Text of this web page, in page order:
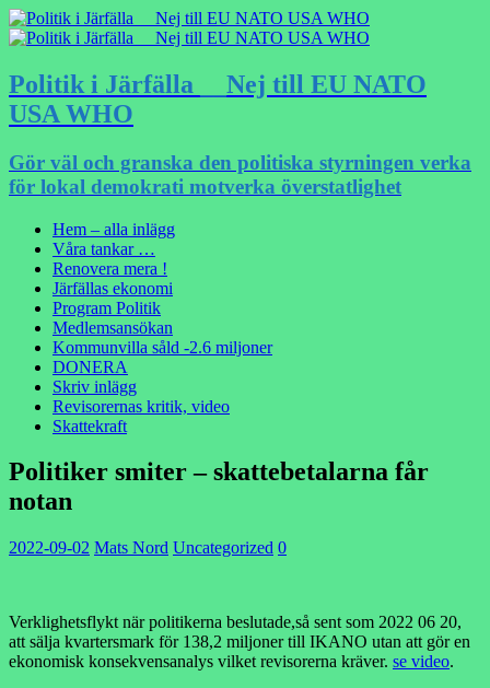
Politik i Järfälla __Nej till EU NATO
USA WHO
Gör väl och granska den politiska styrningen verka
för lokal demokrati motverka överstatlighet
Hem – alla inlägg
Våra tankar …
Renovera mera !
Järfällas ekonomi
Program Politik
Medlemsansökan
Kommunvilla såld -2.6 miljoner
DONERA
Skriv inlägg
Revisorernas kritik, video
Skattekraft
Politiker smiter – skattebetalarna får
notan
2022-09-02 Mats Nord Uncategorized 0
Verklighetsflykt när politikerna beslutade,så sent som 2022 06 20,
att sälja kvartersmark för 138,2 miljoner till IKANO utan att gör en
ekonomisk konsekvensanalys vilket revisorerna kräver. se video.